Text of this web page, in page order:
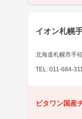
イオン札幌
北海道札幌市手
TEL: 011-684-
ビタワン国産